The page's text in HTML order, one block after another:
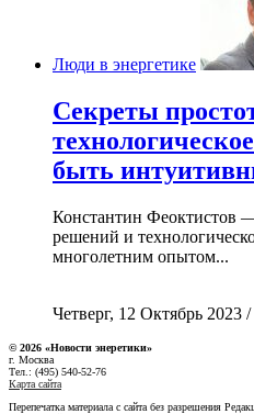
Люди в энергетике
Секреты
быть
Константин Феоктистов
решений и
многолетним опытом...
Четверг, 12 Октябрь 2023 /
© 2026 «Новости энеретики»
г. Москва
Тел.: (495) 540-52-76
Карта сайта
Перепечатка материала с сайта без разрешения